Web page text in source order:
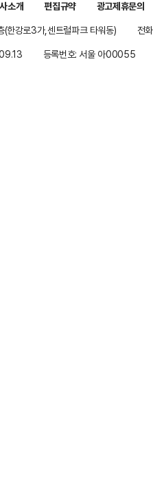
소개 편집규약
광고제휴문의
한강로3가,센트럴파크 타워동)
전
등록번호: 서울 아00055